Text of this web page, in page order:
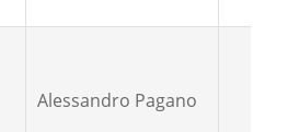
Alessandro Pagano